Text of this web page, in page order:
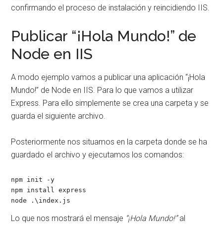
confirmando el proceso de instalación y reincidiendo IIS.
Publicar “¡Hola Mundo!” de
Node en IIS
A modo ejemplo vamos a publicar una aplicación “¡Hola
Mundo!” de Node en IIS. Para lo que vamos a utilizar
Express. Para ello simplemente se crea una carpeta y se
guarda el siguiente archivo.
Posteriormente nos situamos en la carpeta donde se ha
guardado el archivo y ejecutamos los comandos:
npm init -y
npm install express
node .\index.js
Lo que nos mostrará el mensaje “¡Hola Mundo!”al